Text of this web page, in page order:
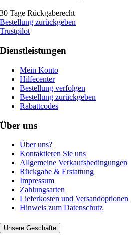
30 Tage Rückgaberecht
Bestellung zurückgeben
Trustpilot
Dienstleistungen
Mein Konto
Hilfecenter
Bestellung verfolgen
Bestellung zurückgeben
Rabattcodes
Über uns
Über uns?
Kontaktieren Sie uns
Allgemeine Verkaufsbedingungen
Rückgabe & Erstattung
Impressum
Zahlungsarten
Lieferkosten und Versandoptionen
Hinweis zum Datenschutz
Unsere Geschäfte